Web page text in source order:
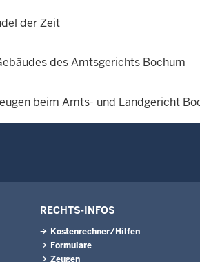
der Zeit
des Amtsgerichts Bochum
beim Amts- und Landgericht
RECHTS-INFOS
Kostenrechner/Hilfen
Formulare
Zeugen